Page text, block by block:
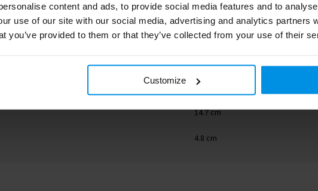
content and ads, to provide social media features and to
use of our site with our social media, advertising and analytics partners
you’ve provided to them or that they’ve collected from your use of their
Customize
midocean
160 g
Zwart
14.7 cm
4.8 cm